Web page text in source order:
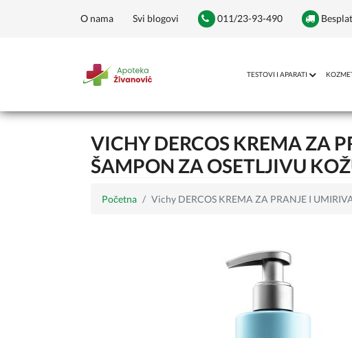
O nama Svi blogovi 011/23-93-490
TESTOVI I APARATI
VICHY DERCOS KREMA ZA
ŠAMPON ZA OSETLJIVU
Početna Vichy DERCOS KREMA ZA PRANJE I